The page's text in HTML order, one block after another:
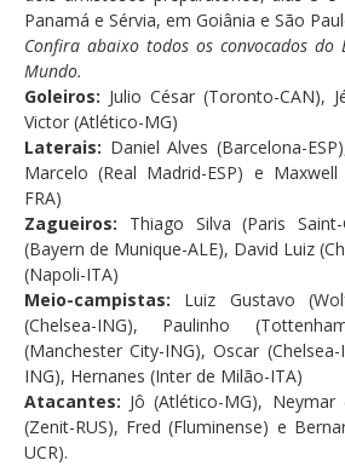
Panamá e Sérvia, em Goiânia e São
Confira abaixo todos os convocados
Mundo.
Goleiros: Julio César (Toronto-CAN),
Victor (Atlético-MG)
Laterais: Daniel Alves (Barcelona-
Marcelo (Real Madrid-ESP) e Maxwell
FRA)
Zagueiros: Thiago Silva (Paris
(Bayern de Munique-ALE), David Luiz
(Napoli-ITA)
Meio-campistas: Luiz Gustavo
(Chelsea-ING), Paulinho
(Manchester City-ING), Oscar
ING), Hernanes (Inter de Milão-ITA)
Atacantes: Jô (Atlético-MG), Neymar
(Zenit-RUS), Fred (Fluminense) e
UCR).